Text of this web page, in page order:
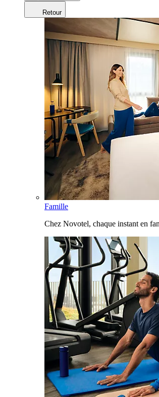
Retour
Famille
Chez Novotel, chaque instant en